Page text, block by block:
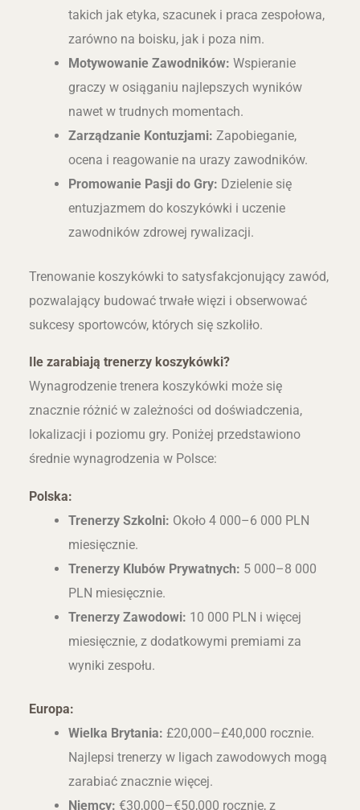
takich jak etyka, szacunek i praca zespołowa,
zarówno na boisku, jak i poza nim.
Motywowanie Zawodników: Wspieranie
graczy w osiąganiu najlepszych wyników
nawet w trudnych momentach.
Zarządzanie Kontuzjami: Zapobieganie,
ocena i reagowanie na urazy zawodników.
Promowanie Pasji do Gry: Dzielenie się
entuzjazmem do koszykówki i uczenie
zawodników zdrowej rywalizacji.
Trenowanie koszykówki to satysfakcjonujący zawód,
pozwalający budować trwałe więzi i obserwować
sukcesy sportowców, których się szkoliło.
Ile zarabiają trenerzy koszykówki?
Wynagrodzenie trenera koszykówki może się
znacznie różnić w zależności od doświadczenia,
lokalizacji i poziomu gry. Poniżej przedstawiono
średnie wynagrodzenia w Polsce:
Polska:
Trenerzy Szkolni: Około 4 000–6 000 PLN
miesięcznie.
Trenerzy Klubów Prywatnych: 5 000–8 000
PLN miesięcznie.
Trenerzy Zawodowi: 10 000 PLN i więcej
miesięcznie, z dodatkowymi premiami za
wyniki zespołu.
Europa:
Wielka Brytania: £20,000–£40,000 rocznie.
Najlepsi trenerzy w ligach zawodowych mogą
zarabiać znacznie więcej.
Niemcy: €30,000–€50,000 rocznie, z